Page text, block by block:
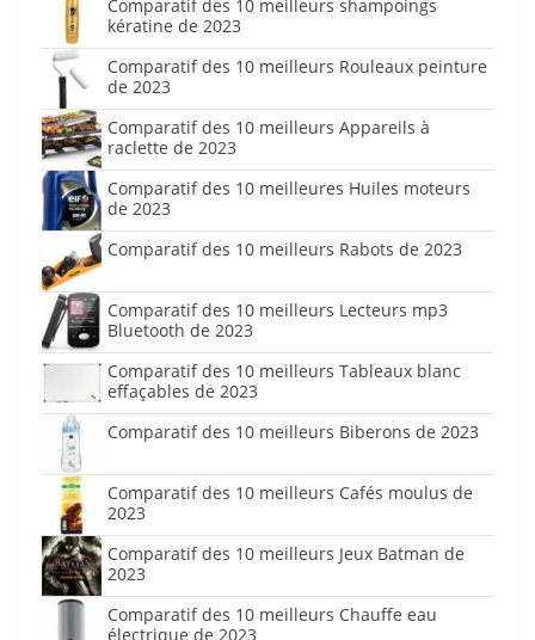
Comparatif des 10 meilleurs shampoings
kératine de 2023
Comparatif des 10 meilleurs Rouleaux peinture
de 2023
Comparatif des 10 meilleurs Appareils à
raclette de 2023
Comparatif des 10 meilleures Huiles moteurs
de 2023
Comparatif des 10 meilleurs Rabots de 2023
Comparatif des 10 meilleurs Lecteurs mp3
Bluetooth de 2023
Comparatif des 10 meilleurs Tableaux blanc
effaçables de 2023
Comparatif des 10 meilleurs Biberons de 2023
Comparatif des 10 meilleurs Cafés moulus de
2023
Comparatif des 10 meilleurs Jeux Batman de
2023
Comparatif des 10 meilleurs Chauffe eau
électrique de 2023